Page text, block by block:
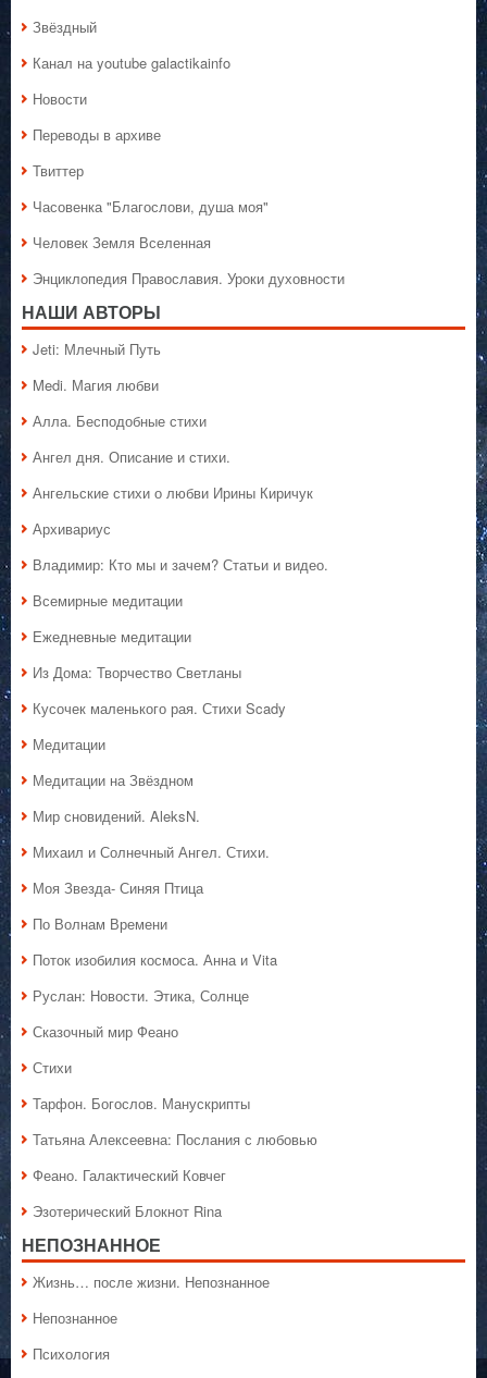
Звёздный
Канал на youtube galactikainfo
Новости
Переводы в архиве
Твиттер
Часовенка "Благослови, душа моя"
Человек Земля Вселенная
Энциклопедия Православия. Уроки духовности
НАШИ АВТОРЫ
Jeti: Млечный Путь
Medi. Магия любви
Алла. Бесподобные стихи
Ангел дня. Описание и стихи.
Ангельские стихи о любви Ирины Киричук
Архивариус
Владимир: Кто мы и зачем? Статьи и видео.
Всемирные медитации
Ежедневные медитации
Из Дома: Творчество Светланы
Кусочек маленького рая. Стихи Scady
Медитации
Медитации на Звёздном
Мир сновидений. AleksN.
Михаил и Солнечный Ангел. Стихи.
Моя Звезда- Синяя Птица
По Волнам Времени
Поток изобилия космоса. Анна и Vita
Руслан: Новости. Этика, Солнце
Сказочный мир Феано
Стихи
Тарфон. Богослов. Манускрипты
Татьяна Алексеевна: Послания с любовью
Феано. Галактический Ковчег
Эзотерический Блокнот Rina
НЕПОЗНАННОЕ
Жизнь… после жизни. Непознанное
Непознанное
Психология